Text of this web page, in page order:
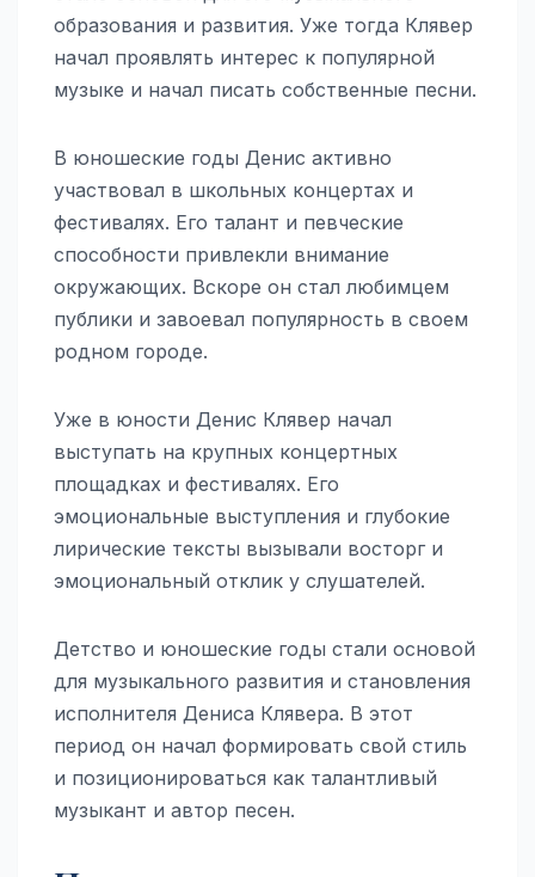
образования и развития. Уже тогда Клявер
начал проявлять интерес к популярной
музыке и начал писать собственные песни.
В юношеские годы Денис активно
участвовал в школьных концертах и
фестивалях. Его талант и певческие
способности привлекли внимание
окружающих. Вскоре он стал любимцем
публики и завоевал популярность в своем
родном городе.
Уже в юности Денис Клявер начал
выступать на крупных концертных
площадках и фестивалях. Его
эмоциональные выступления и глубокие
лирические тексты вызывали восторг и
эмоциональный отклик у слушателей.
Детство и юношеские годы стали основой
для музыкального развития и становления
исполнителя Дениса Клявера. В этот
период он начал формировать свой стиль
и позиционироваться как талантливый
музыкант и автор песен.